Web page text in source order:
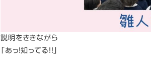
説明をききながら
「あっ！知ってる！！」